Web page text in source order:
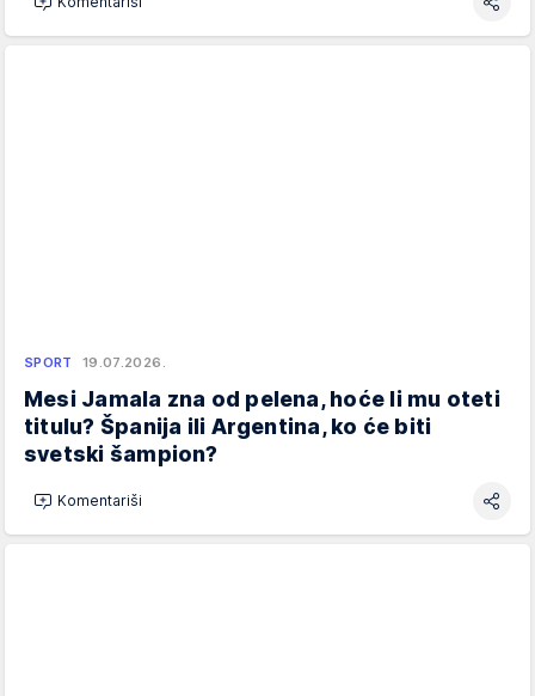
SPORT 19.07.2026.
Mesi Jamala zna od pelena, hoće li mu oteti
titulu? Španija ili Argentina, ko će biti
svetski šampion?
Komentariši